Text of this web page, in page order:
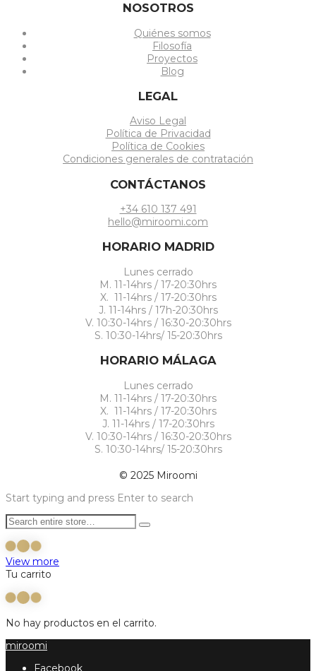
NOSOTROS
Quiénes somos
Filosofía
Proyectos
Blog
LEGAL
Aviso Legal
Política de Privacidad
Política de Cookies
Condiciones generales de contratación
CONTÁCTANOS
+34 610 137 491
hello@miroomi.com
HORARIO MADRID
Lunes cerrado
M. 11-14hrs / 17-20:30hrs
X. 11-14hrs / 17-20:30hrs
J. 11-14hrs / 17h-20:30hrs
V. 10:30-14hrs / 16:30-20:30hrs
S. 10:30-14hrs/ 15-20:30hrs
HORARIO MÁLAGA
Lunes cerrado
M. 11-14hrs / 17-20:30hrs
X. 11-14hrs / 17-20:30hrs
J. 11-14hrs / 17-20:30hrs
V. 10:30-14hrs / 16:30-20:30hrs
S. 10:30-14hrs/ 15-20:30hrs
© 2025 Miroomi
Start typing and press Enter to search
View more
Tu carrito
No hay productos en el carrito.
miroomi
Facebook